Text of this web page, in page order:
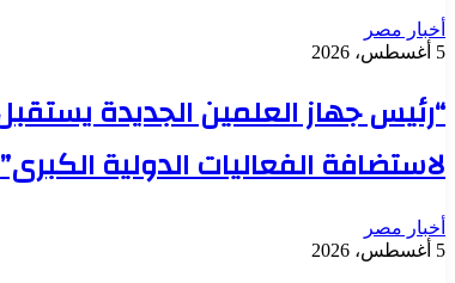
أخبار مصر
5 أغسطس، 2026
“رئيس جهاز العلمين الجديدة
لاستضافة الفعاليات الدولية الكبرى”
أخبار مصر
5 أغسطس، 2026